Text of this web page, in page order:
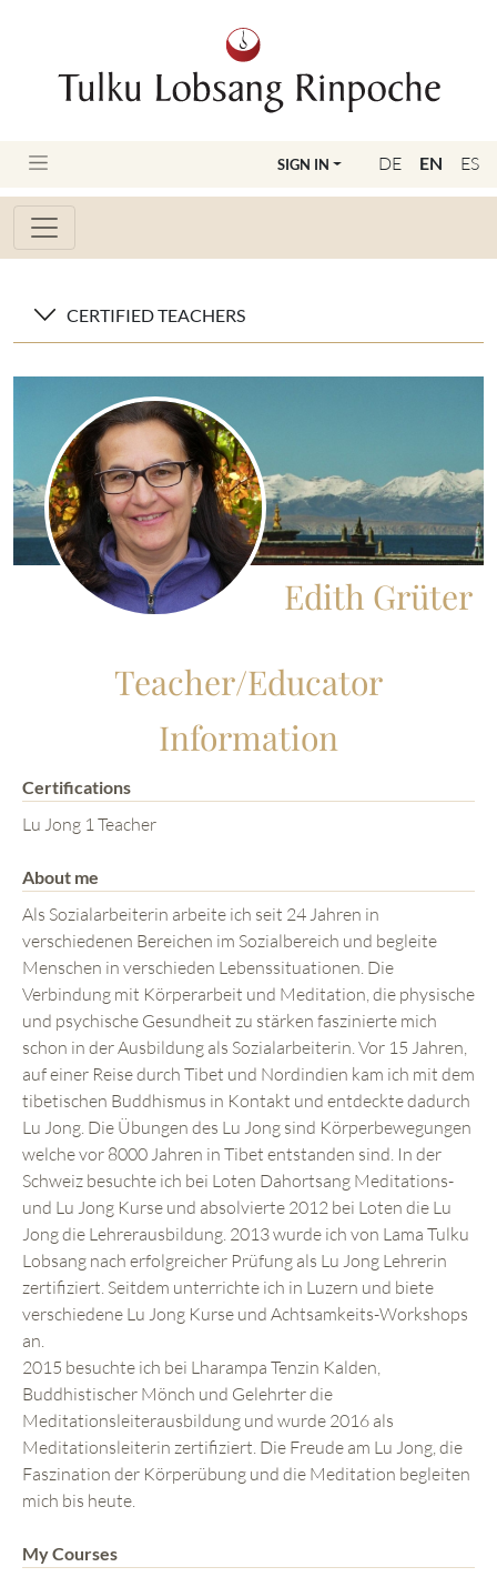
DE EN ES
SIGN IN
CERTIFIED TEACHERS
Edith Grüter
Teacher/Educator
Information
Certifications
Lu Jong 1 Teacher
About me
Als Sozialarbeiterin arbeite ich seit 24 Jahren in
verschiedenen Bereichen im Sozialbereich und begleite
Menschen in verschieden Lebenssituationen. Die
Verbindung mit Körperarbeit und Meditation, die physische
und psychische Gesundheit zu stärken faszinierte mich
schon in der Ausbildung als Sozialarbeiterin. Vor 15 Jahren,
auf einer Reise durch Tibet und Nordindien kam ich mit dem
tibetischen Buddhismus in Kontakt und entdeckte dadurch
Lu Jong. Die Übungen des Lu Jong sind Körperbewegungen
welche vor 8000 Jahren in Tibet entstanden sind. In der
Schweiz besuchte ich bei Loten Dahortsang Meditations-
und Lu Jong Kurse und absolvierte 2012 bei Loten die Lu
Jong die Lehrerausbildung. 2013 wurde ich von Lama Tulku
Lobsang nach erfolgreicher Prüfung als Lu Jong Lehrerin
zertifiziert. Seitdem unterrichte ich in Luzern und biete
verschiedene Lu Jong Kurse und Achtsamkeits-Workshops
an.
2015 besuchte ich bei Lharampa Tenzin Kalden,
Buddhistischer Mönch und Gelehrter die
Meditationsleiterausbildung und wurde 2016 als
Meditationsleiterin zertifiziert. Die Freude am Lu Jong, die
Faszination der Körperübung und die Meditation begleiten
mich bis heute.
My Courses